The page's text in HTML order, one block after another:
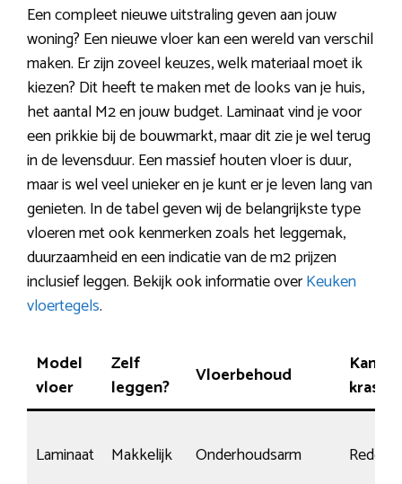
Een compleet nieuwe uitstraling geven aan jouw
woning? Een nieuwe vloer kan een wereld van verschil
maken. Er zijn zoveel keuzes, welk materiaal moet ik
kiezen? Dit heeft te maken met de looks van je huis,
het aantal M2 en jouw budget. Laminaat vind je voor
een prikkie bij de bouwmarkt, maar dit zie je wel terug
in de levensduur. Een massief houten vloer is duur,
maar is wel veel unieker en je kunt er je leven lang van
genieten. In de tabel geven wij de belangrijkste type
vloeren met ook kenmerken zoals het leggemak,
duurzaamheid en een indicatie van de m2 prijzen
inclusief leggen. Bekijk ook informatie overKeuken
vloertegels.
Model
vloer
Zelf
leggen?
Vloerbehoud
Kans
Laminaat Makkelijk Onderhoudsarm Redelijk